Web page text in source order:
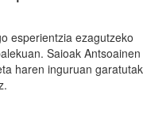
esperientzia ezagutzeko
Saioak Antsoainen
haren inguruan